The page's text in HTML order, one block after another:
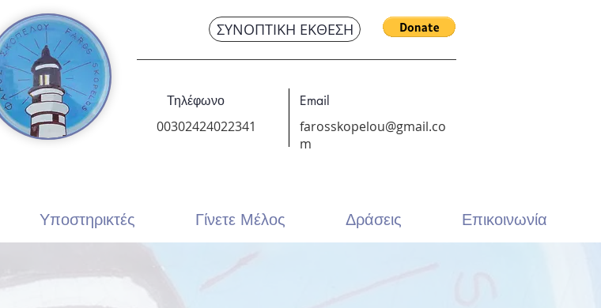
ΣΥΝΟΠΤΙΚΗ ΕΚΘΕΣΗ
Τηλέφωνο
00302424022341
Email
farosskopelou@gmail.co
m
Υποστηρικτές Γίνετε Μέλος Δράσεις Επικοινωνία